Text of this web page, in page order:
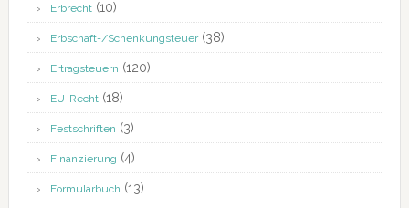
Erbrecht(10)
Erbschaft-/Schenkungsteuer(38)
Ertragsteuern (120)
EU-Recht(18)
Festschriften (3)
Finanzierung (4)
Formularbuch (13)